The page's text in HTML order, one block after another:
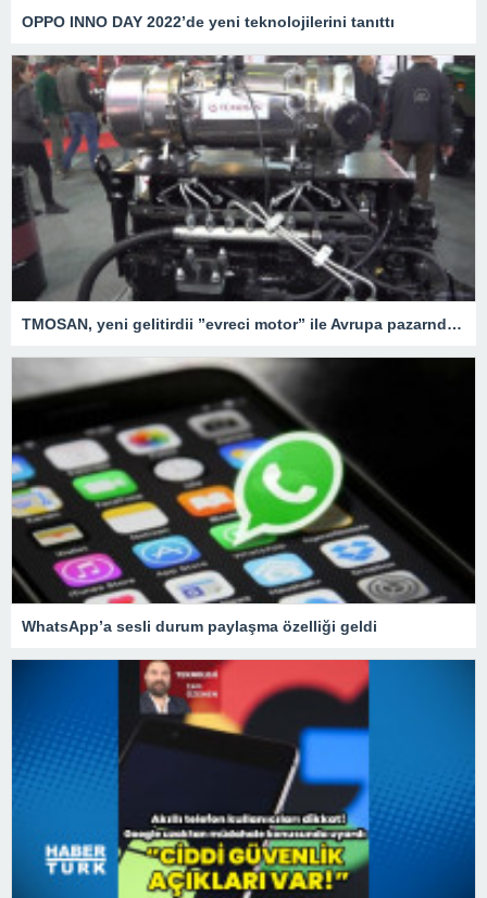
OPPO INNO DAY 2022’de yeni teknolojilerini tanıttı
TMOSAN, yeni gelitirdii ”evreci motor” ile Avrupa pazarnda hzla bymeyi hedefliyor
WhatsApp’a sesli durum paylaşma özelliği geldi